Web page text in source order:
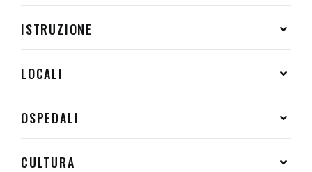
ISTRUZIONE
LOCALI
OSPEDALI
CULTURA